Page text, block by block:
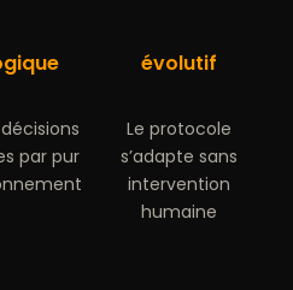
par pur
évolutif
Le protocole
s’adapte sans
intervention
humaine